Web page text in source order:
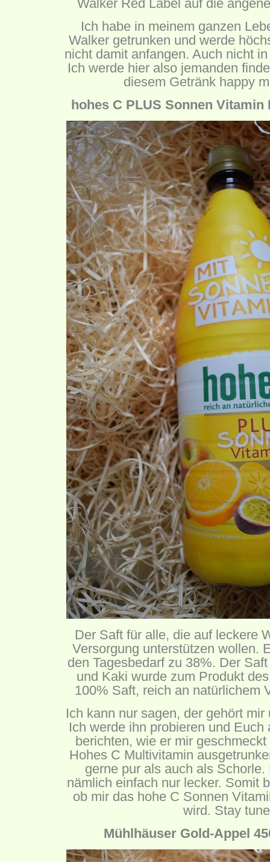
Walker Red Label auf die
Ich habe in meinem ganzen
Walker getrunken und werde
nicht damit anfangen. Auch nicht
Ich werde hier also jemanden
diesem Getränk happy
hohes C PLUS Sonnen Vitamin
Der Saft für alle, die auf leckere
Versorgung unterstützen wollen.
den Tagesbedarf zu 38%. Der
und Kaki wurde zum Produkt
100% Saft, reich an natürlichem
Ich kann nur sagen, der gehört
Ich werde ihn probieren und Euch
berichten, wie er mir
Hohes C Multivitamin
gerne pur als auch als
nämlich einfach nur lecker. Somit
ob mir das hohe C Sonnen
wird. Stay
Mühlhäuser Gold-Appel